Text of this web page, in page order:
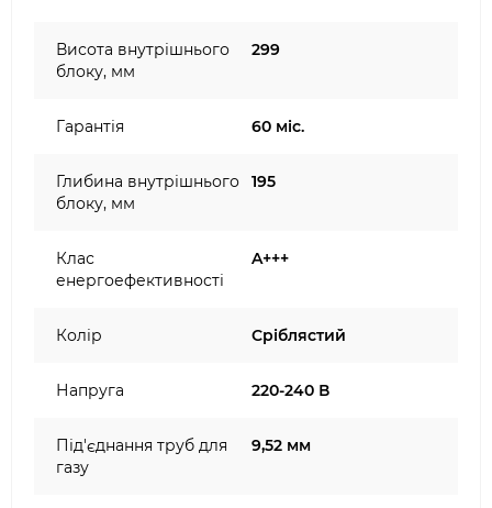
Висота внутрішнього
блоку, мм
299
Гарантія 60 міс.
Глибина внутрішнього
блоку, мм
195
Клас
енергоефективності
A+++
Колір Сріблястий
Напруга 220-240 В
Під'єднання труб для
газу
9,52 мм